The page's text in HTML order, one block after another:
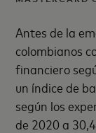
Antes de la
colombianos
financiero
un índice de
según los
de 2020 a